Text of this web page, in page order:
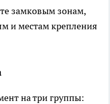
замковым зонам,
и местам крепления
на три группы: